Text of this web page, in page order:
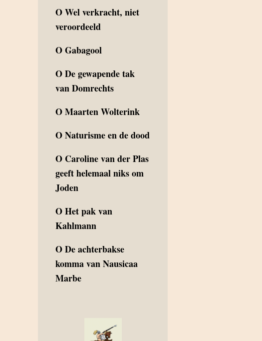
OWel verkracht, niet
veroordeeld
OGabagool
ODe gewapende tak
van Domrechts
OMaarten Wolterink
ONaturisme en de dood
O Caroline van der Plas
geeft helemaal niks om
Joden
OHet pak van
Kahlmann
ODe achterbakse
komma van Nausicaa
Marbe